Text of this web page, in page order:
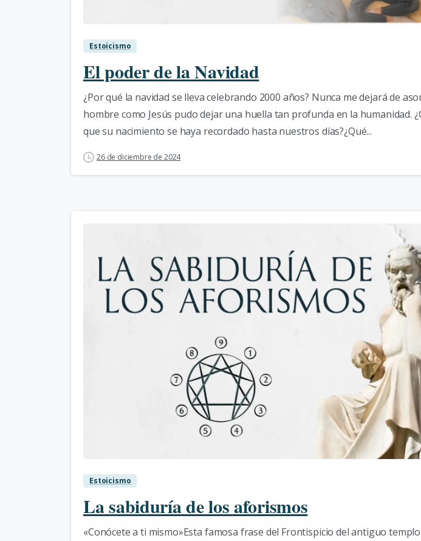
Estoicismo
El poder de la Navidad
¿Por qué la navidad se lleva celebrando 2000 años? Nunca me dejará de
hombre como Jesús pudo dejar una huella tan profunda en la humanidad.
que su nacimiento se haya recordado hasta nuestros días?¿Qué...
26 de diciembre de 2024
Estoicismo
La sabiduría de los aforismos
«Conócete a ti mismo»Esta famosa frase del Frontispicio del antiguo